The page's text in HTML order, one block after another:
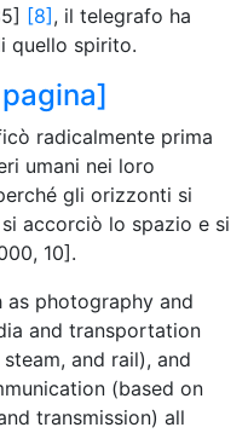
[8] , il telegrafo ha
quello spirito.
radicalmente prima
umani nei loro
gli orizzonti si
accorciò lo spazio e si
10].
as photography and
and transportation
and rail), and
(based on
transmission) all